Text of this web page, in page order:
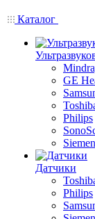
Каталог
GE
Philips
Датчики
Philips